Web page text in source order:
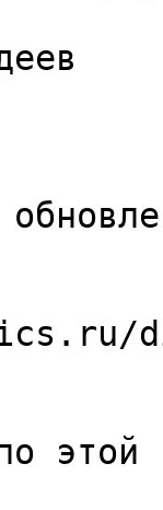
этой